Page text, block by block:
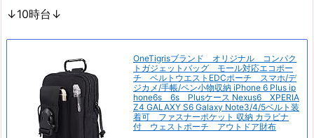
↓10時台↓
OneTigrisブランド オリジナル コンパク
トガジェットバッグ モール対応エコポー
チ ベルトウエストEDCポーチ スマホ/デ
ジカメ/手帳/ペン小物収納 iPhone 6 Plus ip
hone6s 6s Plusケース Nexus6 XPERIA
Z4 GALAXY S6 Galaxy Note3/4/5ベルト装
着可 ファスナーポケット 収納 カラビナ
付 ウェストポーチ アウトドア財布